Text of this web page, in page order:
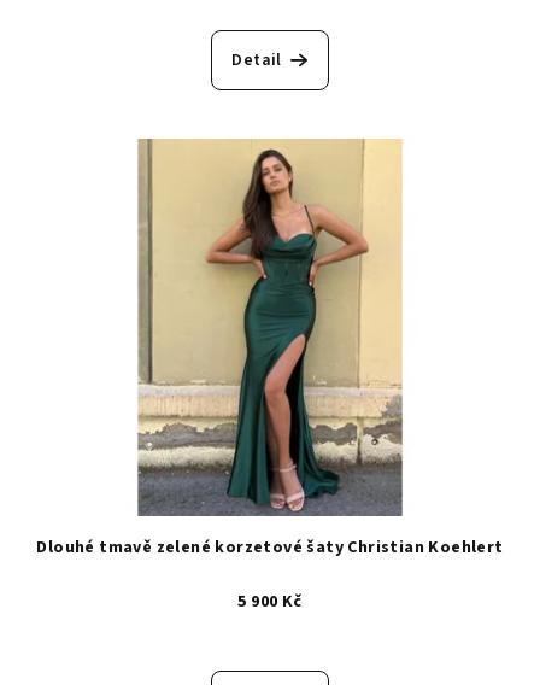
Detail
Dlouhé tmavě zelené korzetové šaty Christian Koehlert
5 900 Kč